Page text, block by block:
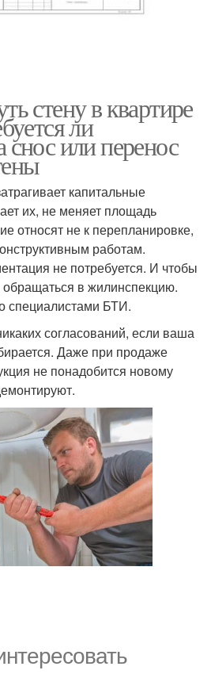
стену в квартире
ли
снос или перенос
капитальные
их, не меняет площадь
относят не к перепланировке,
работам.
не потребуется. И чтобы
обращаться в жилинспекцию.
специалистами БТИ.
согласований, если ваша
Даже при продаже
не понадобится новому